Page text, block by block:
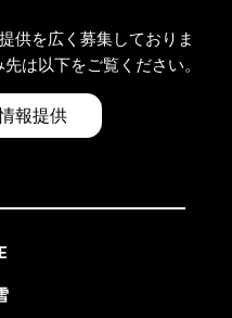
供を広く募集しておりま
は以下をご覧ください。
報提供